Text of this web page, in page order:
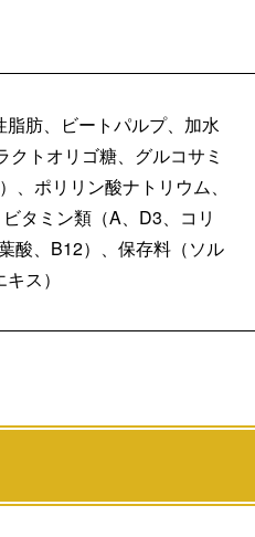
肪、ビートパルプ、加水
トオリゴ糖、グルコサミ
ポリリン酸ナトリウム、
タミン類（A、D3、コリ
酸、B12）、保存料（ソル
ス）